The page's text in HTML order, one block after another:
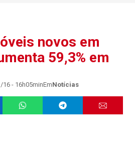
novos em
59,3% em
16 - 16h05minEmNotícias